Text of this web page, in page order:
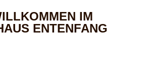
IM
ENTENFANG